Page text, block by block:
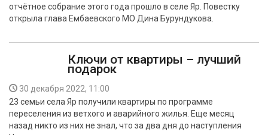
отчётное собрание этого года прошло в селе Яр. Повестку
открыла глава Ембаевского МО Дина Бурундукова.
Ключи от квартиры – лучший
подарок
30 декабря 2022, 11:00
23 семьи села Яр получили квартиры по программе
переселения из ветхого и аварийного жилья. Еще месяц
назад никто из них не знал, что за два дня до наступления